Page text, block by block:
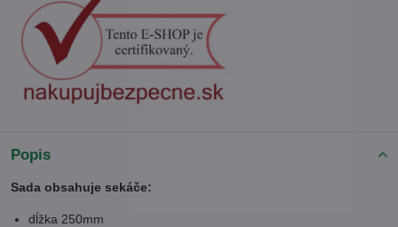
Popis
Sada obsahuje sekáče:
dĺžka 250mm